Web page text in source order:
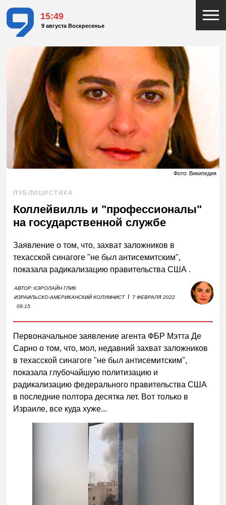
15:49
9 августа Воскресенье
Фото: Википедия
ПУБЛИЦИСТИКА
Коллейвилль и "профессионалы"
на государственной службе
Заявление о том, что, захват заложников в
техасской синагоге "не был антисемитским",
показала радикализацию правительства США .
АВТОР:КЭРОЛАЙН ГЛИК
ИЗРАИЛЬСКО-АМЕРИКАНСКИЙ КОЛУМНИСТ I
7 ФЕВРАЛЯ 2022
09:15
Первоначальное заявление агента ФБР Мэтта Де
Сарно о том, что, мол, недавний захват заложников
в техасской синагоге "не был антисемитским",
показала глубочайшую политизацию и
радикализацию федерального правительства США
в последние полтора десятка лет. Вот только в
Израиле, все куда хуже...